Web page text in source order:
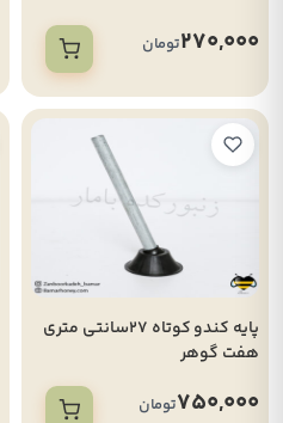
270,000تومان
پایه کندو کوتاه 27سانتی متری
هفت گوهر
750,000تومان